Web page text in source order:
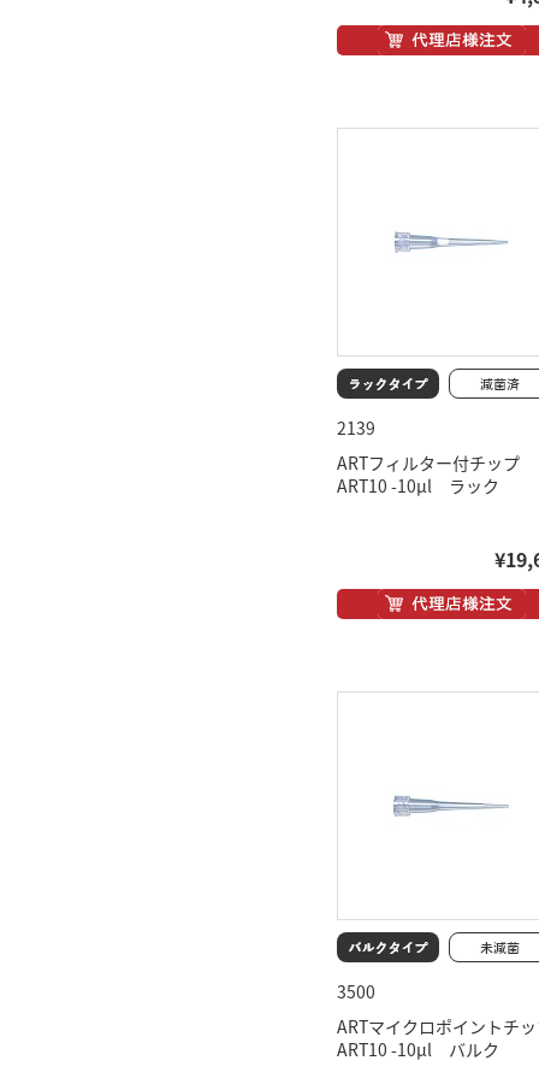
2139
ARTフィルター付チップ
ART10 -10μl ラック
3500
ARTマイクロポイントチ
ART10 -10μl バルク